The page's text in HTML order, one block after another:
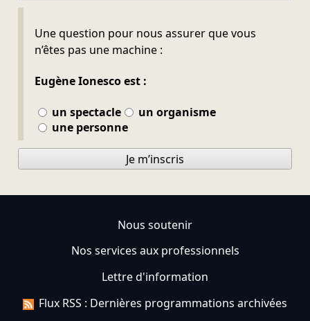
Une question pour nous assurer que vous
n’êtes pas une machine :
Eugène Ionesco est :
un spectacle
un organisme
une personne
Ne pas remplir
Je m’inscris
Nous soutenir
Nos services aux professionnels
Lettre d'information
Flux RSS : Dernières programmations archivées